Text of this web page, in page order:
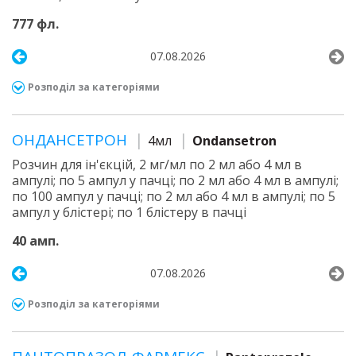
777 фл.
07.08.2026
Розподіл за категоріями
ОНДАНСЕТРОН 4мл
Ondansetron
Розчин для ін'єкцій, 2 мг/мл по 2 мл або 4 мл в
ампулі; по 5 ампул у пачці; по 2 мл або 4 мл в ампулі;
по 100 ампул у пачці; по 2 мл або 4 мл в ампулі; по 5
ампул у блістері; по 1 блістеру в пачці
40 амп.
07.08.2026
Розподіл за категоріями